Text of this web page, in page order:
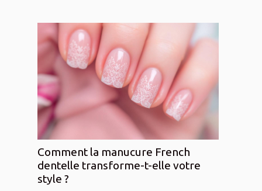
Comment la manucure French
dentelle transforme-t-elle votre
style ?